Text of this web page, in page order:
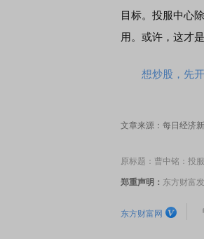
目标。投服中心
用。或许，这才
想炒股，先
文章来源：每日经济
原标题：曹中铭：投
郑重声明： 东方财富
东方财富网